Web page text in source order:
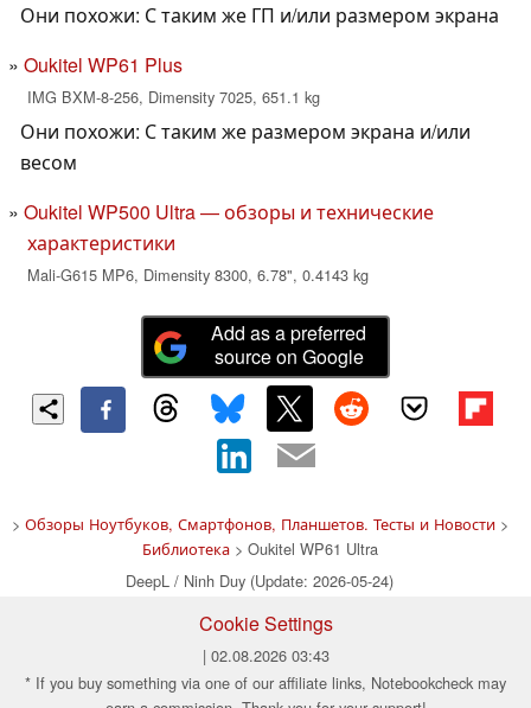
Они похожи: С таким же ГП и/или размером экрана
Oukitel WP61 Plus
IMG BXM-8-256, Dimensity 7025, 651.1 kg
Они похожи: С таким же размером экрана и/или
весом
Oukitel WP500 Ultra — обзоры и технические
характеристики
Mali-G615 MP6, Dimensity 8300, 6.78", 0.4143 kg
Add as a preferred
source on Google
> Обзоры Ноутбуков, Смартфонов, Планшетов. Тесты и Новости>
Библиотека> Oukitel WP61 Ultra
DeepL / Ninh Duy (Update: 2026-05-24)
Cookie Settings
| 02.08.2026 03:43
* If you buy something via one of our affiliate links, Notebookcheck may